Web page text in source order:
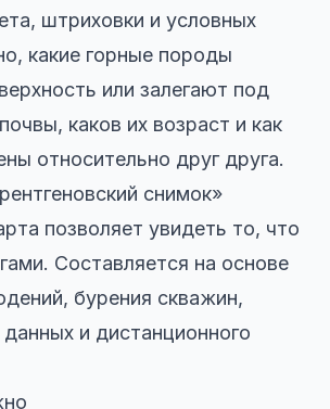
штриховки и условных
какие горные породы
или залегают под
каков их возраст и как
относительно друг друга.
снимок»
позволяет увидеть то, что
Составляется на основе
бурения скважин,
данных и дистанционного